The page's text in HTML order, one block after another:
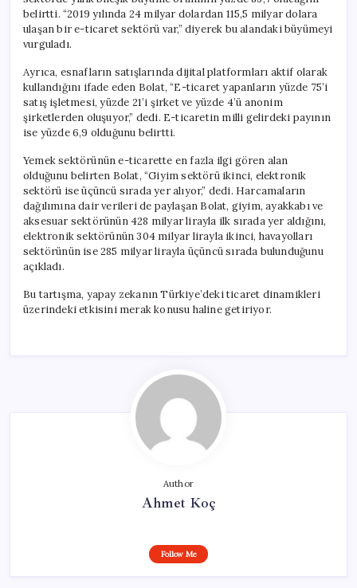
belirtti. “2019 yılında 24 milyar dolardan 115,5 milyar dolara
ulaşan bir e-ticaret sektörü var,” diyerek bu alandaki büyümeyi
vurguladı.
Ayrıca, esnafların satışlarında dijital platformları aktif olarak
kullandığını ifade eden Bolat, “E-ticaret yapanların yüzde 75’i
satış işletmesi, yüzde 21’i şirket ve yüzde 4’ü anonim
şirketlerden oluşuyor,” dedi. E-ticaretin milli gelirdeki payının
ise yüzde 6,9 olduğunu belirtti.
Yemek sektörünün e-ticarette en fazla ilgi gören alan
olduğunu belirten Bolat, “Giyim sektörü ikinci, elektronik
sektörü ise üçüncü sırada yer alıyor,” dedi. Harcamaların
dağılımına dair verileri de paylaşan Bolat, giyim, ayakkabı ve
aksesuar sektörünün 428 milyar lirayla ilk sırada yer aldığını,
elektronik sektörünün 304 milyar lirayla ikinci, havayolları
sektörünün ise 285 milyar lirayla üçüncü sırada bulunduğunu
açıkladı.
Bu tartışma, yapay zekanın Türkiye’deki ticaret dinamikleri
üzerindeki etkisini merak konusu haline getiriyor.
Author
Ahmet Koç
Follow Me